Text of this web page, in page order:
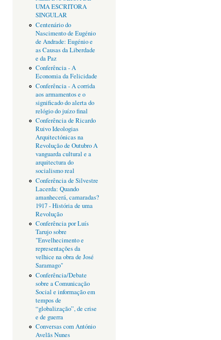
UMA ESCRITORA
SINGULAR
Centenário do
Nascimento de Eugénio
de Andrade: Eugénio e
as Causas da Liberdade
e da Paz
Conferência - A
Economia da Felicidade
Conferência - A corrida
aos armamentos e o
significado do alerta do
relógio do juízo final
Conferência de Ricardo
Ruivo Ideologias
Arquitectónicas na
Revolução de Outubro A
vanguarda cultural e a
arquitectura do
socialismo real
Conferência de Silvestre
Lacerda: Quando
amanhecerá, camaradas?
1917 - História de uma
Revolução
Conferência por Luís
Tarujo sobre
"Envelhecimento e
representações da
velhice na obra de José
Saramago"
Conferência/Debate
sobre a Comunicação
Social e informação em
tempos de
“globalização”, de crise
e de guerra
Conversas com António
Avelãs Nunes